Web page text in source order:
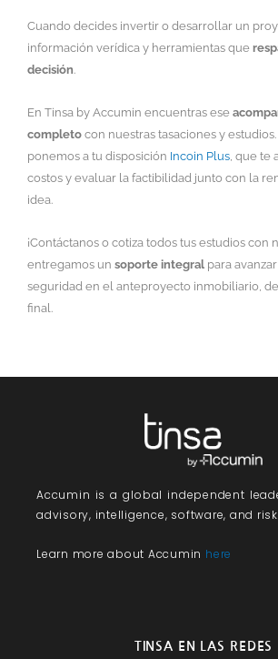
Cuando decides invertir o desarrollar un
información verídica y herramientas que
decisión.
En Tinsa by Accumin encuentras ese
completo con nuestras tasaciones y
ponemos a tu disposición Incoin Plus, que te
costos y evaluar la factibilidad junto con la
idea.
¡Contáctanos o cotiza todos tus estudios con
entregamos un soporte integral para
seguridad en el anteproyecto inmobiliario,
final.
Accumin is a global independent
advisory, intelligence, software, and
Learn more about Accumin here
TINSA EN LAS REDES